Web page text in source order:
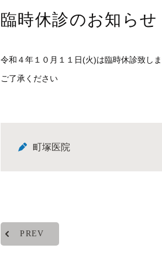
臨時休診のお知らせ
令和４年１０月１１日(火)は臨時休診致し
ご了承ください
町塚医院
PREV